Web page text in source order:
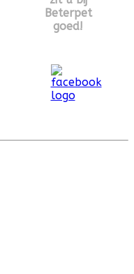
Beterpet
goed!